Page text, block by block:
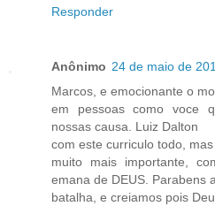
Responder
Anônimo 24 de maio de
Marcos, e emocionante o
em pessoas como voce
nossas causa. Luiz Dalton
com este curriculo todo,
muito mais importante,
emana de DEUS. Parabens
batalha, e creiamos pois